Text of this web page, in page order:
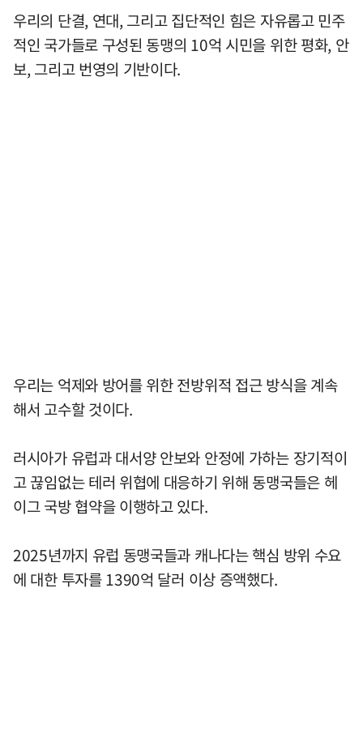
우리의 단결, 연대, 그리고 집단적인 힘은 자유롭고 민주
적인 국가들로 구성된 동맹의 10억 시민을 위한 평화, 안
보, 그리고 번영의 기반이다.
우리는 억제와 방어를 위한 전방위적 접근 방식을 계속
해서 고수할 것이다.
러시아가 유럽과 대서양 안보와 안정에 가하는 장기적이
고 끊임없는 테러 위협에 대응하기 위해 동맹국들은 헤
이그 국방 협약을 이행하고 있다.
2025년까지 유럽 동맹국들과 캐나다는 핵심 방위 수요
에 대한 투자를 1390억 달러 이상 증액했다.